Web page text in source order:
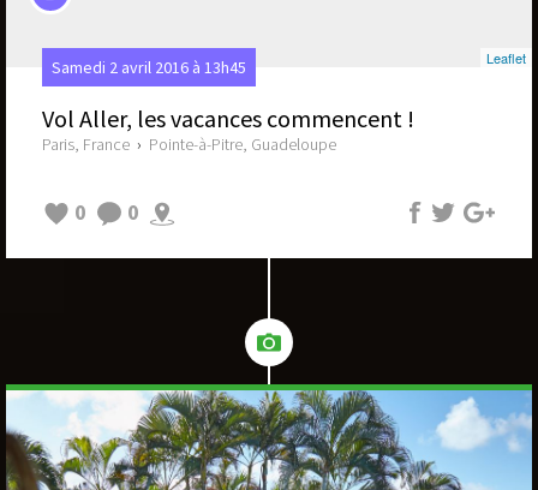
Leaflet
Samedi 2 avril 2016 à 13h45
Vol Aller, les vacances commencent !
Paris, France › Pointe-à-Pitre, Guadeloupe
0 0